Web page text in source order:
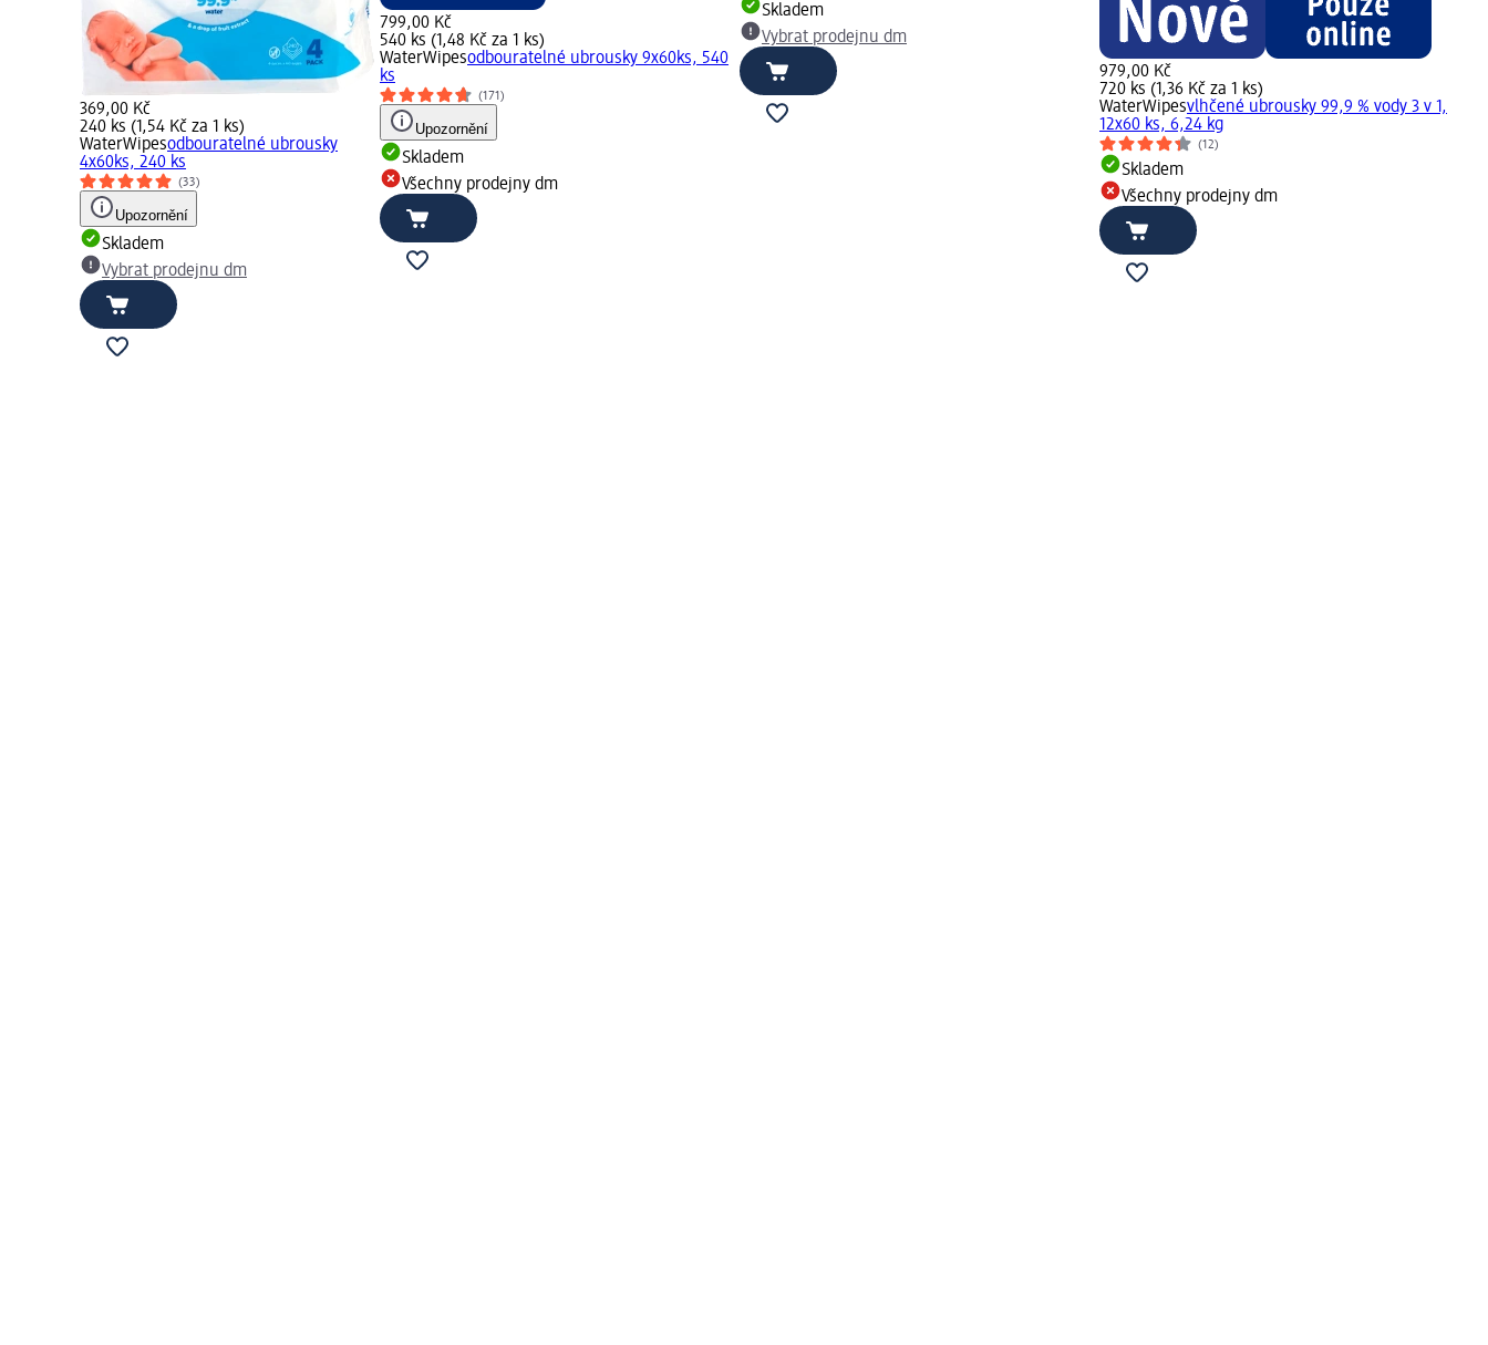
369,00 Kč
240 ks (1,54 Kč za 1 ks)
WaterWipesodbouratelné ubrousky
4x60ks, 240 ks
(33)
Upozornění
Skladem
Vybrat prodejnu dm
799,00 Kč
540 ks (1,48 Kč za 1 ks)
WaterWipesodbouratelné ubrousky 9x60ks, 540
ks
(171)
Upozornění
Skladem
Všechny prodejny dm
Skladem
Vybrat prodejnu dm
979,00 Kč
720 ks (1,36 Kč za 1 ks)
WaterWipesvlhčené ubrousky 99,9 % vody 3 v 1,
12x60 ks, 6,24 kg
(12)
Skladem
Všechny prodejny dm